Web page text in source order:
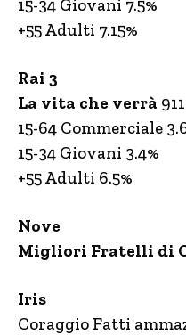
15-34 Giovani 7.5%
+55 Adulti 7.15%
Rai 3
La vita che verrà
15-64 Commerciale
15-34 Giovani 3.4%
+55 Adulti 6.5%
Nove
Migliori Fratelli di
Iris
Coraggio Fatti